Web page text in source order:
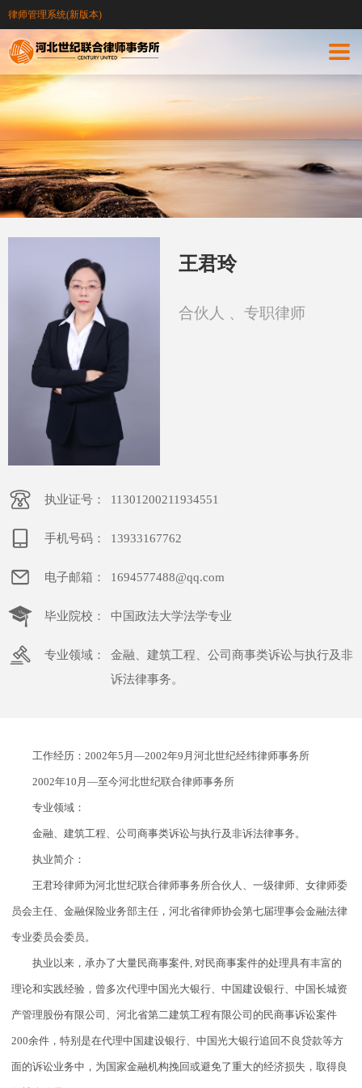
律师管理系统(新版本)
王君玲
合伙人 、专职律师
执业证号： 11301200211934551
手机号码： 13933167762
电子邮箱： 1694577488@qq.com
毕业院校： 中国政法大学法学专业
专业领域：
金融、建筑工程、公司商事类诉讼与执行及非
诉法律事务。
工作经历：2002年5月—2002年9月河北世纪经纬律师事务所
2002年10月—至今河北世纪联合律师事务所
专业领域：
金融、建筑工程、公司商事类诉讼与执行及非诉法律事务。
执业简介：
王君玲律师为河北世纪联合律师事务所合伙人、一级律师、女律师委
员会主任、金融保险业务部主任，河北省律师协会第七届理事会金融法律
专业委员会委员。
执业以来，承办了大量民商事案件, 对民商事案件的处理具有丰富的
理论和实践经验，曾多次代理中国光大银行、中国建设银行、中国长城资
产管理股份有限公司、河北省第二建筑工程有限公司的民商事诉讼案件
200余件，特别是在代理中国建设银行、中国光大银行追回不良贷款等方
面的诉讼业务中，为国家金融机构挽回或避免了重大的经济损失，取得良